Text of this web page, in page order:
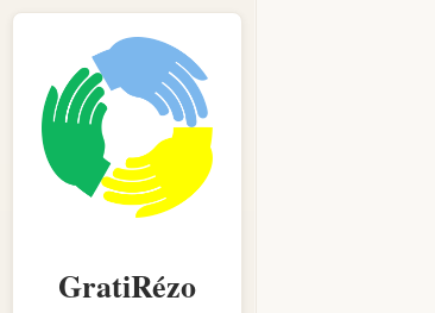
GratiRézo